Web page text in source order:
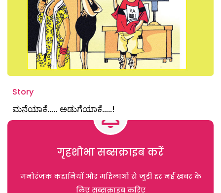
Story
ಮನೆಯಾಕೆ….. ಅಡುಗೆಯಾಕೆ…..!
गृहशोभा सब्सक्राइब करें
मनोरंजक कहानियों और महिलाओं से जुड़ी हर नई खबर के
लिए सब्सक्राइब करिए